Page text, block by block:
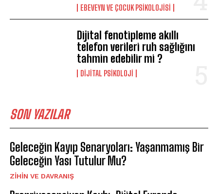
EBEVEYN VE ÇOCUK PSIKOLOJISI
Dijital fenotipleme akıllı
telefon verileri ruh sağlığını
tahmin edebilir mi ?
DIJITAL PSIKOLOJI
SON YAZILAR
Geleceğin Kayıp Senaryoları: Yaşanmamış Bir
Geleceğin Yası Tutulur Mu?
⁠ZIHIN VE DAVRANIŞ